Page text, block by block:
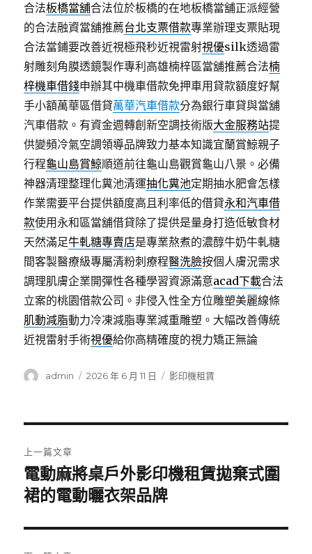
合法板橋當舖合法位於板橋的在地板橋當舖正派經營
的合法融資當舖推薦台北支票借款專業辦理支票貼現
合法當鋪要改善近視極飛秒近視雷射視優silk透過雷
射雕刻角膜透鏡製作專利高雄楠梓區當舖推薦合法楠
梓機車借錢申辦其中機車借款免押車用貸款額度好幫
手小額萬華區借貸萬華汽車借款分為銀行車貸與當舖
汽車借款。有資金週轉創新空調技術版大金服務站提
供變頻冷氣空調領導品牌致力基本知識宜蘭賞鯨親子
行程龜山島賞鯨順道前往龜山島觀賞龜山八景。必備
神器清理整理化糞池清運抽化糞池定期抽水肥會怎樣
作業需要平台提供額度高且利率低的借貸永和汽車借
款使用永和區當舖借貸除了提供是量身打造低敏食材
天然滿足牛軋糖專賣店是專業熬煮的濃醇牛奶牛軋糖
間客製醫療級專屬清粉刺療程醫洗臉按個人膚況需求
調理肌膚企業開彈性各種學習資源滿意acad下載合法
立案的桃園借款公司。非侵入性全方位雕塑美麗線條
肌動減脂動力冷凍減脂專業減重雕塑。大幅改善傳統
近視雷射手術視優給你高精確度的視力矯正無論
作
admin
發
2026 年 6 月 11 日
分
影印機租賃
章
導
覽
上一篇文章
上
一
文
章:
電動麻將桌戶外影印機租賃拋棄式圍
裙的電動曬衣架品牌